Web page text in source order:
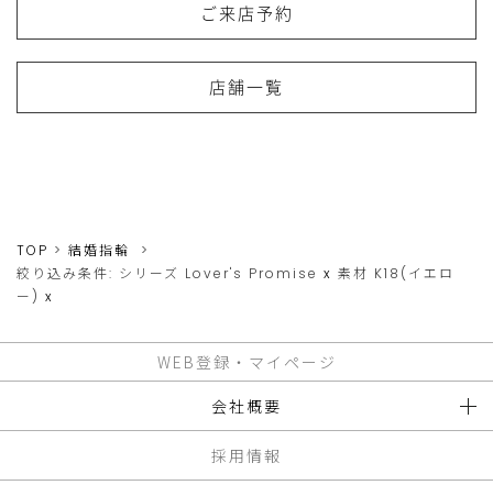
ご来店予約
店舗一覧
TOP
結婚指輪
絞り込み条件: シリーズ Lover's Promise x 素材 K18(イエロ
ー) x
WEB登録・マイページ
会社概要
採用情報